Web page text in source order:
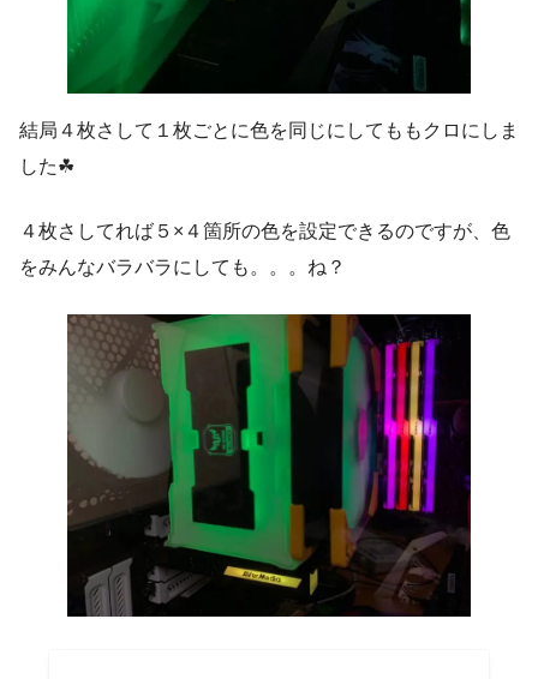
結局４枚さして１枚ごとに色を同じにしてももクロにしま
した☘
４枚さしてれば５×４箇所の色を設定できるのですが、色
をみんなバラバラにしても。。。ね？